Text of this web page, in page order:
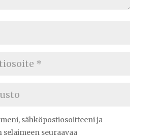
sähköpostiosoitteeni ja
selaimeen seuraavaa